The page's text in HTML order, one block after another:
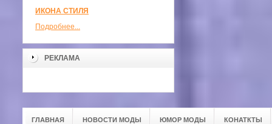
ИКОНА СТИЛЯ
Подробнее...
РЕКЛАМА
ГЛАВНАЯ НОВОСТИ МОДЫ ЮМОР МОДЫ КОНАТКТЫ